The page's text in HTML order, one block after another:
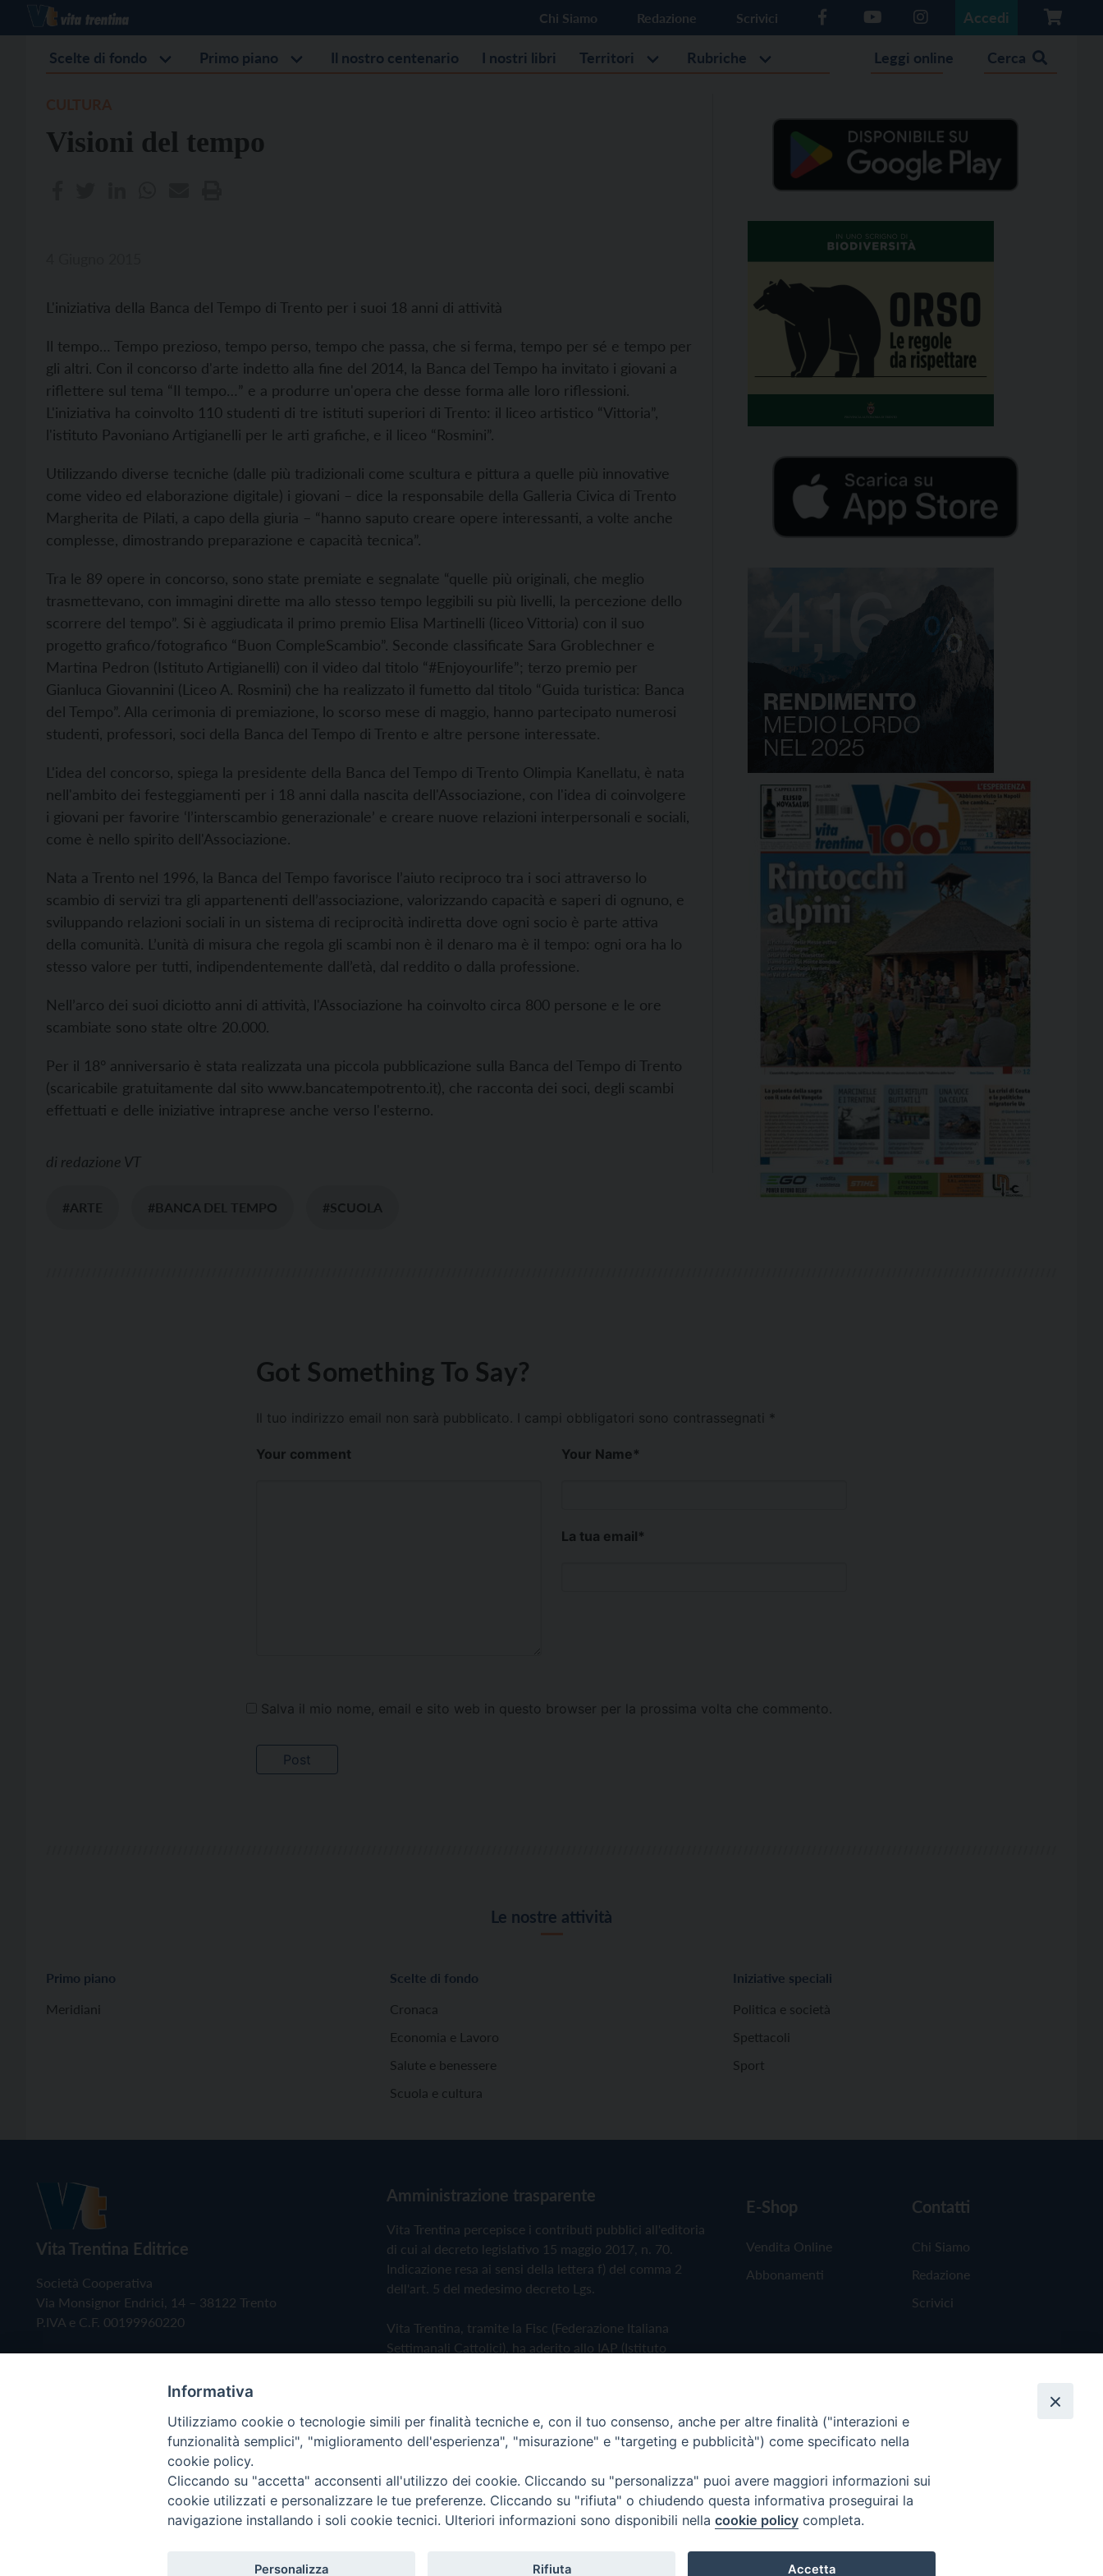
Chi Siamo Redazione Scrivici Accedi
Scelte di fondo Primo piano Il nostro centenario I nostri libri Territori Rubriche Leggi online Cerca
Visioni del tempo
L'iniziativa della Banca del Tempo di Trento per i suoi 18 anni di attività
Il tempo… Tempo prezioso, tempo perso, tempo che passa, che si ferma, tempo per sé e tempo per
gli altri. Con il concorso d'arte indetto alla fine del 2014, la Banca del Tempo ha invitato i giovani a
riflettere sul tema “Il tempo…” e a produrre un'opera che desse forma alle loro riflessioni.
L'iniziativa ha coinvolto 110 studenti di tre istituti superiori di Trento: il liceo artistico “Vittoria”,
l'istituto Pavoniano Artigianelli per le arti grafiche, e il liceo “Rosmini”.
Utilizzando diverse tecniche (dalle più tradizionali come scultura e pittura a quelle più innovative
come video ed elaborazione digitale) i giovani – dice la responsabile della Galleria Civica di Trento
Margherita de Pilati, a capo della giuria – “hanno saputo creare opere interessanti, a volte anche
complesse, dimostrando preparazione e capacità tecnica”.
Tra le 89 opere in concorso, sono state premiate e segnalate “quelle più originali, che meglio
trasmettevano, con immagini dirette ma allo stesso tempo leggibili su più livelli, la percezione dello
scorrere del tempo”. Si è aggiudicata il primo premio Elisa Martinelli (liceo Vittoria) con il suo
progetto grafico/fotografico “Buon CompleScambio”. Seconde classificate Sara Groblechner e
Martina Pedron (Istituto Artigianelli) con il video dal titolo “#Enjoyourlife”; terzo premio per
Gianluca Giovannini (Liceo A. Rosmini) che ha realizzato il fumetto dal titolo “Guida turistica: Banca
del Tempo”. Alla cerimonia di premiazione, lo scorso mese di maggio, hanno partecipato numerosi
studenti, professori, soci della Banca del Tempo di Trento e altre persone interessate.
L'idea del concorso, spiega la presidente della Banca del Tempo di Trento Olimpia Kanellatu, è nata
nell'ambito dei festeggiamenti per i 18 anni dalla nascita dell'Associazione, con l'idea di coinvolgere
i giovani per favorire ‘l’interscambio generazionale’ e creare nuove relazioni interpersonali e sociali,
come è nello spirito dell'Associazione.
Nata a Trento nel 1996, la Banca del Tempo favorisce l’aiuto reciproco tra i soci attraverso lo
scambio di servizi tra gli appartenenti dell’associazione, valorizzando capacità e saperi di ognuno, e
sviluppando relazioni sociali in un sistema di reciprocità indiretta dove ogni socio è parte attiva
della comunità. L’unità di misura che regola gli scambi non è il denaro ma è il tempo: ogni ora ha lo
stesso valore per tutti, indipendentemente dall’età, dal reddito o dalla professione.
Nell’arco dei suoi diciotto anni di attività, l'Associazione ha coinvolto circa 800 persone e le ore
scambiate sono state oltre 20.000.
Per il 18° anniversario è stata realizzata una piccola pubblicazione sulla Banca del Tempo di Trento
(scaricabile gratuitamente dal sito www.bancatempotrento.it), che racconta dei soci, degli scambi
effettuati e delle iniziative intraprese anche verso l'esterno.
di redazione VT
#ARTE #BANCA DEL TEMPO #SCUOLA
Got Something To Say?
Il tuo indirizzo email non sarà pubblicato. I campi obbligatori sono contrassegnati *
Your comment Your Name*
La tua email*
Salva il mio nome, email e sito web in questo browser per la prossima volta che commento.
Le nostre attività
Primo piano
Meridiani
Scelte di fondo
Cronaca
Economia e Lavoro
Salute e benessere
Scuola e cultura
Iniziative speciali
Politica e società
Spettacoli
Sport
Vita Trentina Editrice
Società Cooperativa
Via Monsignor Endrici, 14 – 38122 Trento
P.IVA e C.F. 00199960220
Amministrazione trasparente
Vita Trentina percepisce i contributi pubblici all'editoria
di cui al decreto legislativo 15 maggio 2017, n. 70.
Indicazione resa ai sensi della lettera f) del comma 2
dell'art. 5 del medesimo decreto Lgs.
Vita Trentina, tramite la Fisc (Federazione Italiana
Settimanali Cattolici), ha aderito allo IAP (Istituto
Privacy Policy Cookie Policy
E-Shop
Vendita Online
Abbonamenti
Contatti
Chi Siamo
Redazione
Scrivici
Copyright © 2019 - Tutti i diritti riservati - Vita Trentina Editrice
Informativa
Utilizziamo cookie o tecnologie simili per finalità tecniche e, con il tuo consenso, anche per altre finalità ("interazioni e
funzionalità semplici", "miglioramento dell'esperienza", "misurazione" e "targeting e pubblicità") come specificato nella
cookie policy.
Cliccando su "accetta" acconsenti all'utilizzo dei cookie. Cliccando su "personalizza" puoi avere maggiori informazioni sui
cookie utilizzati e personalizzare le tue preferenze. Cliccando su "rifiuta" o chiudendo questa informativa proseguirai la
navigazione installando i soli cookie tecnici. Ulteriori informazioni sono disponibili nella cookie policy completa.
Personalizza Rifiuta Accetta